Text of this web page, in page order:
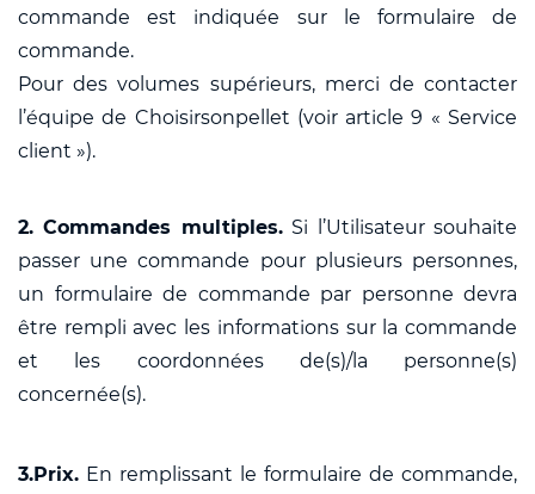
commande est indiquée sur le formulaire de
commande.
Pour des volumes supérieurs, merci de contacter
l’équipe de Choisirsonpellet (voir article 9 « Service
client »).
2. Commandes multiples.Si l’Utilisateur souhaite
passer une commande pour plusieurs personnes,
un formulaire de commande par personne devra
être rempli avec les informations sur la commande
et les coordonnées de(s)/la personne(s)
concernée(s).
3.Prix. En remplissant le formulaire de commande,